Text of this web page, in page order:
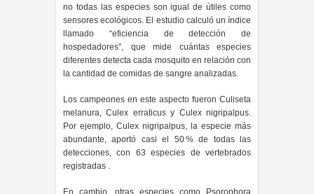
no todas las especies son igual de útiles como
sensores ecológicos. El estudio calculó un índice
llamado “eficiencia de detección de
hospedadores”, que mide cuántas especies
diferentes detecta cada mosquito en relación con
la cantidad de comidas de sangre analizadas.
Los campeones en este aspecto fueron Culiseta
melanura, Culex erraticus y Culex nigripalpus.
Por ejemplo, Culex nigripalpus, la especie más
abundante, aportó casi el 50 % de todas las
detecciones, con 63 especies de vertebrados
registradas .
En cambio, otras especies como Psorophora